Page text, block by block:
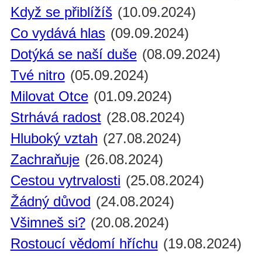
Když se přiblížíš (10.09.2024)
Co vydává hlas (09.09.2024)
Dotýká se naší duše (08.09.2024)
Tvé nitro (05.09.2024)
Milovat Otce (01.09.2024)
Strhává radost (28.08.2024)
Hluboký vztah (27.08.2024)
Zachraňuje (26.08.2024)
Cestou vytrvalosti (25.08.2024)
Žádný důvod (24.08.2024)
Všimneš si? (20.08.2024)
Rostoucí vědomí hříchu (19.08.2024)